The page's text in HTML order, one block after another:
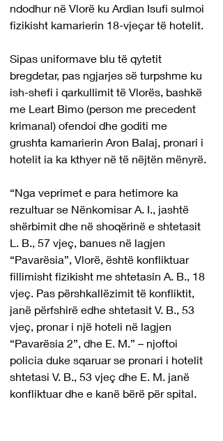
ndodhur në Vlorë ku Ardian Isufi sulmoi
fizikisht kamarierin 18-vjeçar të hotelit.
Sipas uniformave blu të qytetit
bregdetar, pas ngjarjes së turpshme ku
ish-shefi i qarkullimit të Vlorës, bashkë
me Leart Bimo (person me precedent
krimanal) ofendoi dhe goditi me
grushta kamarierin Aron Balaj, pronari i
hotelit ia ka kthyer në të nëjtën mënyrë.
“Nga veprimet e para hetimore ka
rezultuar se Nënkomisar A. I., jashtë
shërbimit dhe në shoqërinë e shtetasit
L. B., 57 vjeç, banues në lagjen
“Pavarësia”, Vlorë, është konfliktuar
fillimisht fizikisht me shtetasin A. B., 18
vjeç. Pas përshkallëzimit të konfliktit,
janë përfshirë edhe shtetasit V. B., 53
vjeç, pronar i një hoteli në lagjen
“Pavarësia 2”, dhe E. M.” – njoftoi
policia duke sqaruar se pronari i hotelit
shtetasi V. B., 53 vjeç dhe E. M. janë
konfliktuar dhe e kanë bërë për spital.